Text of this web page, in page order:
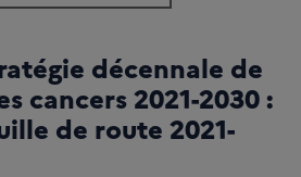
décennale de
cancers 2021-2030 :
de route 2021-